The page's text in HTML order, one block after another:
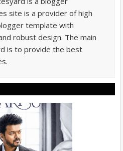
site is a provider of high
template with
robust design. The main
is to provide the best